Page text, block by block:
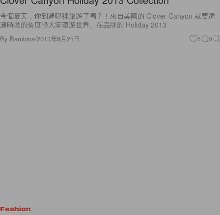
今個夏天，你到過哪裡旅遊了嗎？！來自美國的 Clover Canyon 就要透
過時裝的角度帶大家環遊世界。在品牌的 Holiday 2013
By Bambina/2013年8月21日 5 0
Fashion